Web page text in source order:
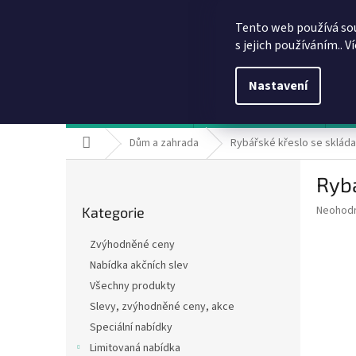
Tento web používá
s jejich používáním..
Nastavení
Domů Dům a zahrada Rybářské křeslo se
kategorie
Kategorie
Zvýhodněné ceny
Nabídka akčních slev
Všechny produkty
Slevy, zvýhodněné ceny, akce
Speciální nabídky
Limitovaná nabídka